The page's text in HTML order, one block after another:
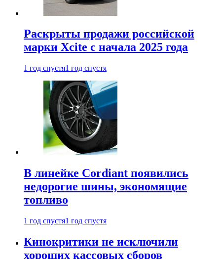
Раскрыты продажи российской
марки Xcite с начала 2025 года
1 год спустя1 год спустя
В линейке Cordiant появились
недорогие шины, экономящие
топливо
1 год спустя1 год спустя
Кинокритики не исключили
хороших кассовых сборов